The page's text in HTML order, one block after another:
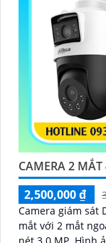
CAMERA 2
2,500,000 ₫
Camera giám sát
mắt với 2 mắt